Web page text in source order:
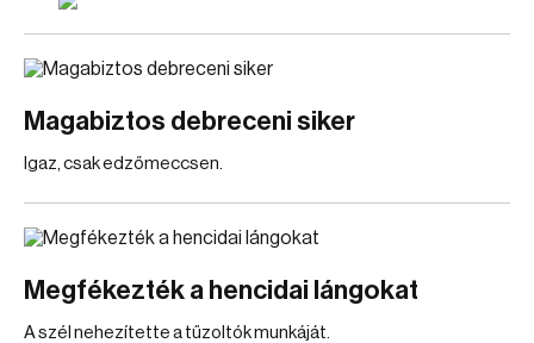
Magabiztos debreceni siker
Igaz, csak edzőmeccsen.
Megfékezték a hencidai lángokat
A szél nehezítette a tűzoltók munkáját.